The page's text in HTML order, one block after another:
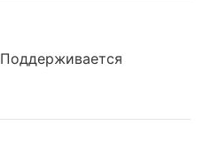
Поддерживается